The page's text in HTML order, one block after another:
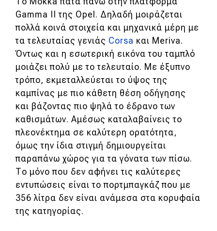
Gamma II της Opel. Δηλαδή μοιράζεται
πολλά κοινά στοιχεία και μηχανικά μέρη με
τα τελευταίας γενιάς Corsa και Meriva.
Όντως και η εσωτερική εικόνα του ταμπλό
μοιάζει πολύ με το τελευταίο. Με έξυπνο
τρόπο, εκμεταλλεύεται το ύψος της
καμπίνας με πιο κάθετη θέση οδήγησης
και βάζοντας πιο ψηλά το έδρανο των
καθισμάτων. Αμέσως καταλαβαίνεις το
πλεονέκτημα σε καλύτερη ορατότητα,
όμως την ίδια στιγμή δημιουργείται
παραπάνω χώρος για τα γόνατα των πίσω.
Το μόνο που δεν αφήνει τις καλύτερες
εντυπώσεις είναι το πορτμπαγκάζ που με
356 λίτρα δεν είναι ανάμεσα στα κορυφαία
της κατηγορίας.